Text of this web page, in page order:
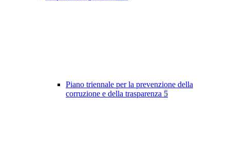
Piano triennale per la prevenzione della
corruzione e della trasparenza 5